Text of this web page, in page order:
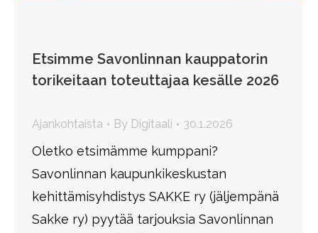
Etsimme Savonlinnan kauppatorin
torikeitaan toteuttajaa kesälle 2026
Ajankohtaista By Digitaali 30.1.2026
Oletko etsimämme kumppani?
Savonlinnan kaupunkikeskustan
kehittämisyhdistys SAKKE ry (jäljempänä
Sakke ry) pyytää tarjouksia Savonlinnan